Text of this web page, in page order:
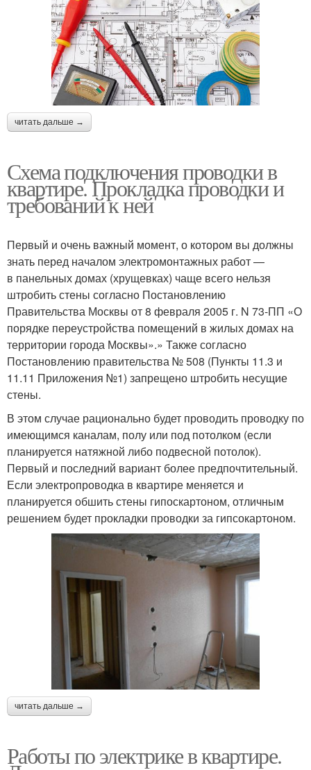
читать дальше →
Схема подключения проводки в
квартире. Прокладка проводки и
требований к ней
Первый и очень важный момент, о котором вы должны
знать перед началом электромонтажных работ —
в панельных домах (хрущевках) чаще всего нельзя
штробить стены согласно Постановлению
Правительства Москвы от 8 февраля 2005 г. N 73-ПП «О
порядке переустройства помещений в жилых домах на
территории города Москвы».» Также согласно
Постановлению правительства № 508 (Пункты 11.3 и
11.11 Приложения №1) запрещено штробить несущие
стены.
В этом случае рационально будет проводить проводку по
имеющимся каналам, полу или под потолком (если
планируется натяжной либо подвесной потолок).
Первый и последний вариант более предпочтительный.
Если электропроводка в квартире меняется и
планируется обшить стены гипоскартоном, отличным
решением будет прокладки проводки за гипсокартоном.
читать дальше →
Работы по электрике в квартире.